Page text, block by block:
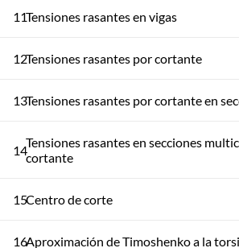
11Tensiones rasantes en vigas
12Tensiones rasantes por cortante
13Tensiones rasantes por cortante en
14Tensiones rasantes en secciones
cortante
15Centro de corte
16Aproximación de Timoshenko a la